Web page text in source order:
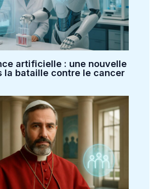
artificielle : une nouvelle
la bataille contre le cancer